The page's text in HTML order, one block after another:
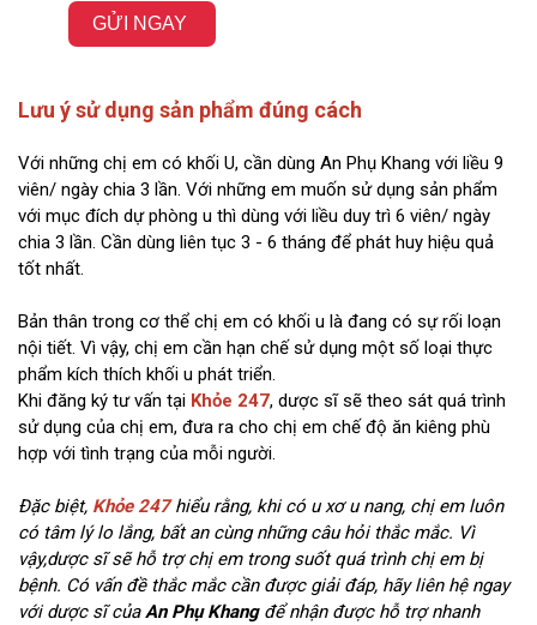
GỬI NGAY
Lưu ý sử dụng sản phẩm đúng cách
Với những chị em có khối U, cần dùng An Phụ Khang với liều 9
viên/ ngày chia 3 lần. Với những em muốn sử dụng sản phẩm
với mục đích dự phòng u thì dùng với liều duy trì 6 viên/ ngày
chia 3 lần. Cần dùng liên tục 3 - 6 tháng để phát huy hiệu quả
tốt nhất.
Bản thân trong cơ thể chị em có khối u là đang có sự rối loạn
nội tiết. Vì vậy, chị em cần hạn chế sử dụng một số loại thực
phẩm kích thích khối u phát triển.
Khi đăng ký tư vấn tại Khỏe 247, dược sĩ sẽ theo sát quá trình
sử dụng của chị em, đưa ra cho chị em chế độ ăn kiêng phù
hợp với tình trạng của mỗi người.
Đặc biệt, Khỏe 247hiểu rằng, khi có u xơ u nang, chị em luôn
có tâm lý lo lắng, bất an cùng những câu hỏi thắc mắc. Vì
vậy,dược sĩ sẽ hỗ trợ chị em trong suốt quá trình chị em bị
bệnh. Có vấn đề thắc mắc cần được giải đáp, hãy liên hệ ngay
với dược sĩ củaAn Phụ Khangđể nhận được hỗ trợ nhanh